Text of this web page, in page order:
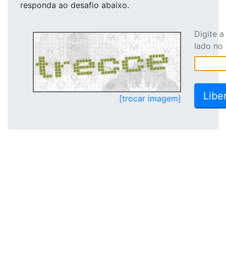
responda ao desafio abaixo.
[trocar imagem]
Digite
lado no